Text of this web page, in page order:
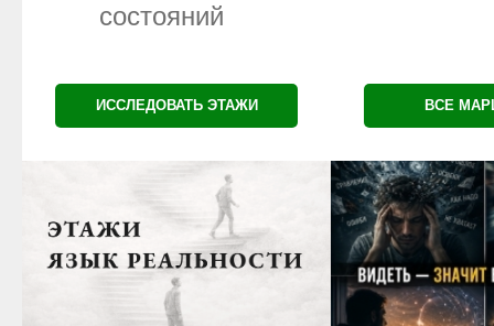
состояний
ИССЛЕДОВАТЬ ЭТАЖИ ВСЕ